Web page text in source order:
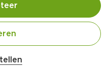
product